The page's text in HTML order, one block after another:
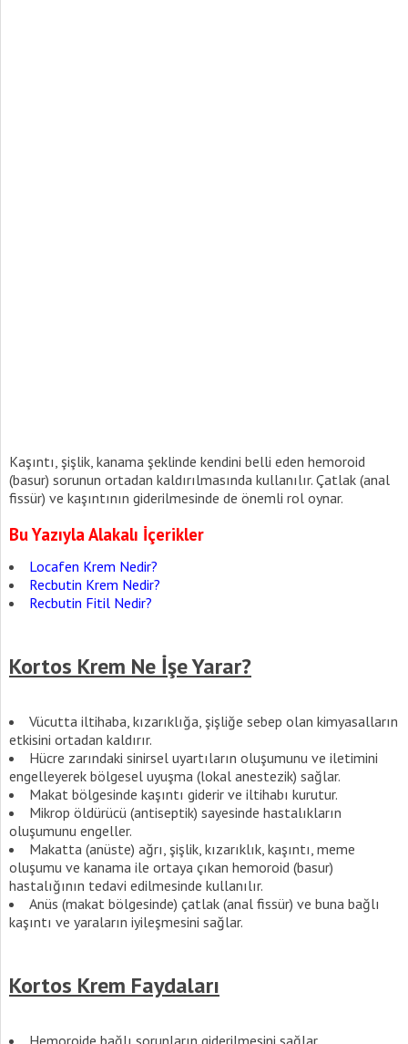
Kaşıntı, şişlik, kanama şeklinde kendini belli eden hemoroid
(basur) sorunun ortadan kaldırılmasında kullanılır. Çatlak (anal
fissür) ve kaşıntının giderilmesinde de önemli rol oynar.
Bu Yazıyla Alakalı İçerikler
Locafen Krem Nedir?
Recbutin Krem Nedir?
Recbutin Fitil Nedir?
Kortos Krem Ne İşe Yarar?
Vücutta iltihaba, kızarıklığa, şişliğe sebep olan kimyasalların
etkisini ortadan kaldırır.
Hücre zarındaki sinirsel uyartıların oluşumunu ve iletimini
engelleyerek bölgesel uyuşma (lokal anestezik) sağlar.
Makat bölgesinde kaşıntı giderir ve iltihabı kurutur.
Mikrop öldürücü (antiseptik) sayesinde hastalıkların
oluşumunu engeller.
Makatta (anüste) ağrı, şişlik, kızarıklık, kaşıntı, meme
oluşumu ve kanama ile ortaya çıkan hemoroid (basur)
hastalığının tedavi edilmesinde kullanılır.
Anüs (makat bölgesinde) çatlak (anal fissür) ve buna bağlı
kaşıntı ve yaraların iyileşmesini sağlar.
Kortos Krem Faydaları
Hemoroide bağlı sorunların giderilmesini sağlar.